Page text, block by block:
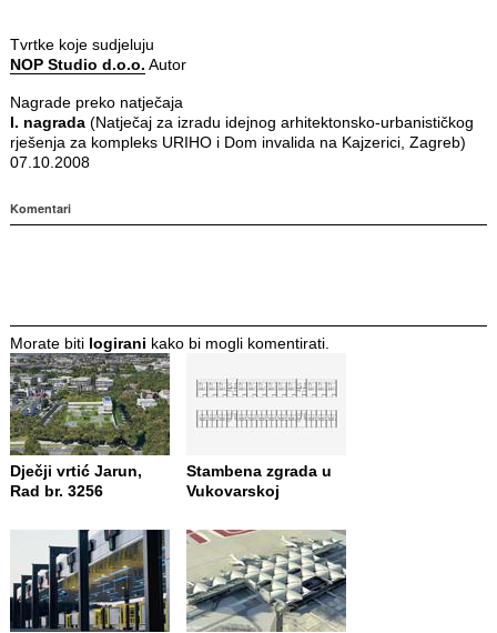
Tvrtke koje sudjeluju
NOP Studio d.o.o. Autor
Nagrade preko natječaja
I. nagrada(Natječaj za izradu idejnog arhitektonsko-urbanističkog
rješenja za kompleks URIHO i Dom invalida na Kajzerici, Zagreb)
07.10.2008
Komentari
Morate biti logirani kako bi mogli komentirati.
Dječji vrtić Jarun,
Rad br. 3256
Stambena zgrada u
Vukovarskoj